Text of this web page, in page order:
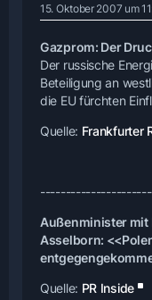
15. Oktober 2007 um
Gazprom: Der
Der russische
Beteiligung an
die EU fürchten
Quelle: Frankfurter
Außenminister mit
Asselborn:
Quelle: PR Inside